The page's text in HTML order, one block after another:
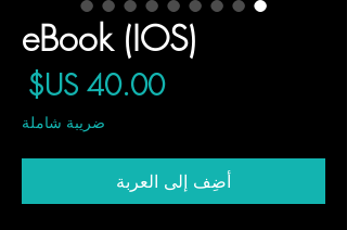
eBook (IOS)
ضريبة شاملة
أضِف إلى العربة